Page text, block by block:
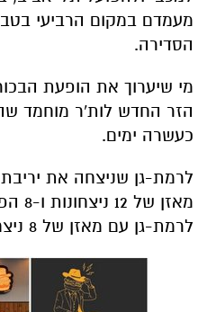
מעמדם במקום הרביעי
הסדירה.
מי שיערוך את הופעת
הזר החדש לות'ר מוחמד
כעשרה ימים.
לרמת-גן עם מאזן של 8 ניצחונות ו-13 הפסדים.